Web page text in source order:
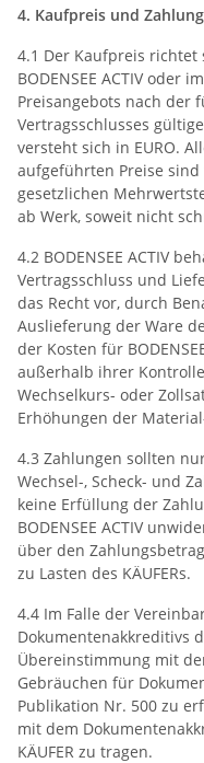
4. Kaufpreis und
4.1 Der Kaufpreis richtet
BODENSEE ACTIV oder
Preisangebots nach der
Vertragsschlusses
versteht sich in EURO.
aufgeführten Preise
gesetzlichen
ab Werk, soweit nicht
4.2 BODENSEE ACTIV
Vertragsschluss und
das Recht vor, durch
Auslieferung der Ware
der Kosten für
außerhalb ihrer
Wechselkurs- oder
Erhöhungen der
4.3 Zahlungen sollten
Wechsel-, Scheck- und
keine Erfüllung der
BODENSEE ACTIV
über den
zu Lasten des KÄUFERs.
4.4 Im Falle der
Dokumentenakkreditivs
Übereinstimmung mit
Gebräuchen für
Publikation Nr. 500 zu
mit dem
KÄUFER zu tragen.